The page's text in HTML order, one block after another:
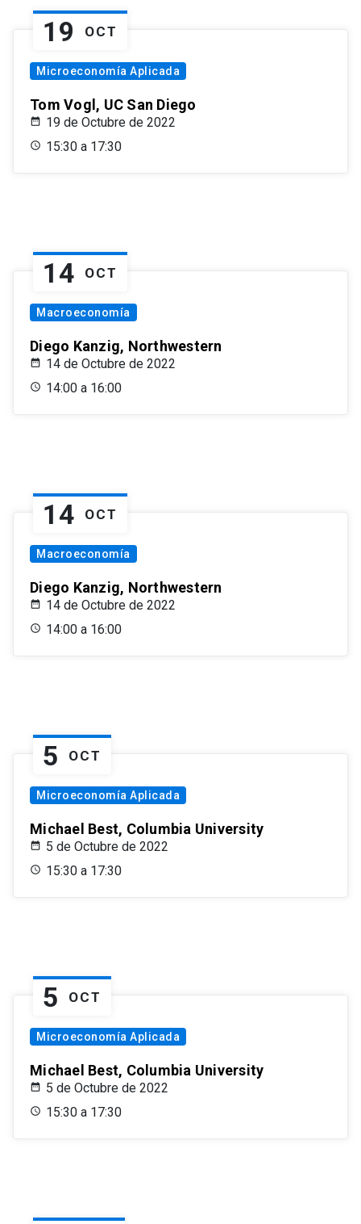
19 OCT
Microeconomía Aplicada
Tom Vogl, UC San Diego
19 de Octubre de 2022
15:30 a 17:30
14 OCT
Macroeconomía
Diego Kanzig, Northwestern
14 de Octubre de 2022
14:00 a 16:00
14 OCT
Macroeconomía
Diego Kanzig, Northwestern
14 de Octubre de 2022
14:00 a 16:00
5 OCT
Microeconomía Aplicada
Michael Best, Columbia University
5 de Octubre de 2022
15:30 a 17:30
5 OCT
Microeconomía Aplicada
Michael Best, Columbia University
5 de Octubre de 2022
15:30 a 17:30